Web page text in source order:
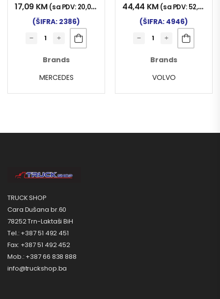
17,09 KM (sa PDV: 20,00
(ŠIFRA: 2386)
Brands
MERCEDES
44,44 KM (sa PDV: 52,00
(ŠIFRA: 4946)
Brands
VOLVO
TRUCK SHOP
Cara Dušana br.60
78252 Trn-Laktaši BiH
Tel.: +387 51 492 451
Fax: +387 51 492 452
Mob.: +387 66 838 888
info@truckshop.ba